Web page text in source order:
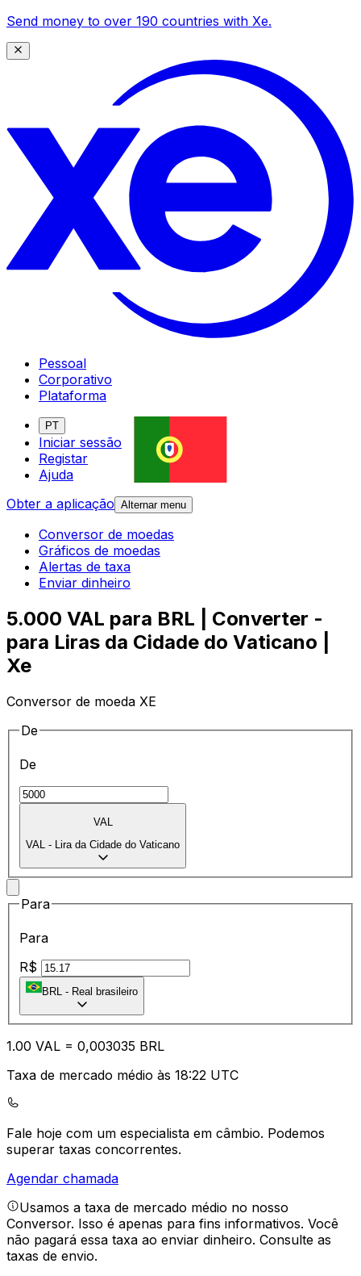
Send money to over 190 countries with Xe.
Pessoal
Corporativo
Plataforma
PT
Iniciar sessão
Registar
Ajuda
Obter a aplicação Alternar menu
Conversor de moedas
Gráficos de moedas
Alertas de taxa
Enviar dinheiro
5.000 VAL para BRL | Converter -
para Liras da Cidade do Vaticano |
Xe
Conversor de moeda XE
De
De
VAL
VAL - Lira da Cidade do Vaticano
Para
Para
R$
BRL - Real brasileiro
1.00 VAL = 0,003035 BRL
Taxa de mercado médio às 18:22 UTC
Fale hoje com um especialista em câmbio. Podemos
superar taxas concorrentes.
Agendar chamada
Usamos a taxa de mercado médio no nosso
Conversor. Isso é apenas para fins informativos. Você
não pagará essa taxa ao enviar dinheiro. Consulte as
taxas de envio.